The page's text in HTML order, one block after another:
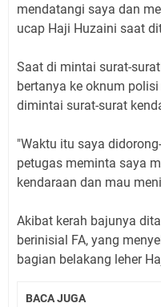
mendatangi saya dan
ucap Haji Huzaini saat
Saat di mintai surat-
bertanya ke oknum
dimintai surat-surat
"Waktu itu saya
petugas meminta saya
kendaraan dan mau
Akibat kerah bajunya
berinisial FA, yang
bagian belakang leher
BACA JUGA